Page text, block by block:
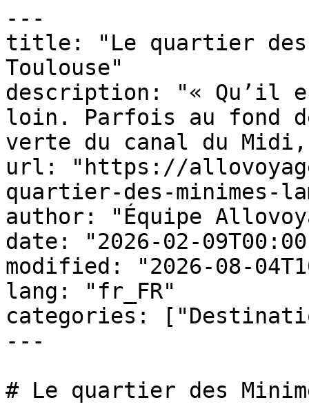
---
title: "Le quartier des
Toulouse"
description: "« Qu’il
loin. Parfois au fond
verte du canal du
url: "https://
quartier-des-minimes-
author: "Équipe
date: "2026-02-
modified: "2026-08-
lang: "fr_FR"
categories:
---
# Le quartier des